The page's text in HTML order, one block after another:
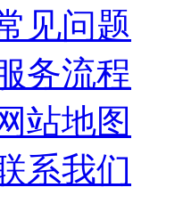
见问题
务流程
站地图
系我们